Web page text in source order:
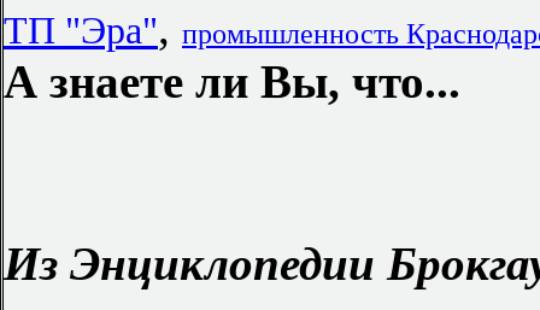
ТП "Эра", промышленность
А знаете ли Вы, что...
Из Энциклопедии